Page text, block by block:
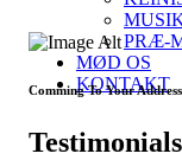
PRÆ-
MØD OS
KONTAKT
Comming To Your Address
Testimonials